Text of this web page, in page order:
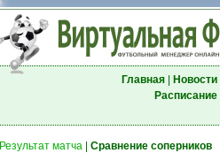
Главная| Новости|
Расписание|
Результат матча
Сравнение соперников